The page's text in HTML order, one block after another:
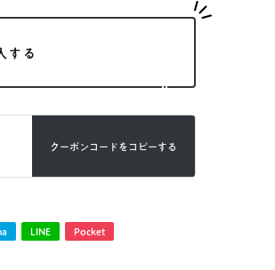
する
クーポンコードを コピーする
LINE Pocket